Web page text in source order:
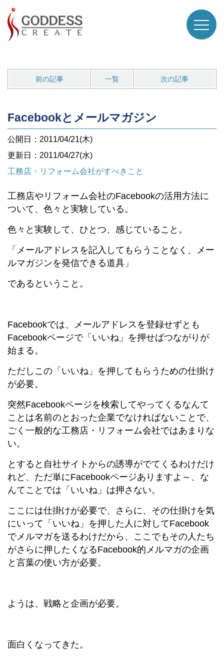
前の記事 一覧 次の記事
Facebookとメールマガジン
公開日：2011/04/21(木)
更新日：2011/04/27(水)
工務店・リフォーム会社がすべきこと
工務店やリフォーム会社のFacebookの活用方法に
ついて、色々と実験している。
色々と実験して、ひとつ、感じていること。
「メールアドレスを記入してもらうことなく、メー
ルマガジンを発信できる道具」
であるということ。
Facebookでは、メールアドレスを登録せずとも
Facebookページで「いいね」を押せばつながりが
始まる。
ただしこの「いいね」を押してもらうための仕掛け
が必要。
突然Facebookページを検索してやってくるなんて
ことは名前のとおった企業でなければないことで、
ごく一般的な工務店・リフォーム会社ではあまりな
い。
とすると自社サイトからの誘導がでてくるわけだけ
れど、ただ単にFacebookページありますよ～、な
んてことでは「いいね」は押さない。
ここには仕掛けが必要で、さらに、その仕掛けを気
にいって「いいね」を押した人に対してFacebook
でメルマガを送るわけだから、ここでもその人たち
がさらに押したくなるFacebook的メルマガの企画
と言葉の使い方が必要。
ようは、戦略と企画が必要。
面白くなってきた。